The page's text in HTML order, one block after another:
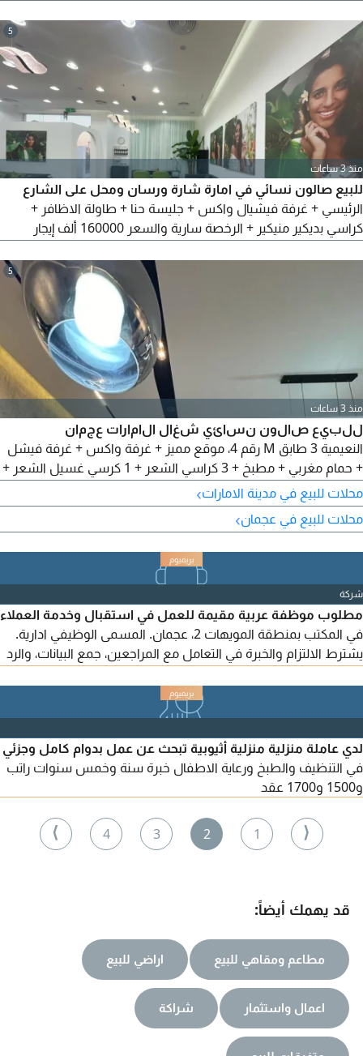
5
منذ 3 ساعات
للبيع صالون نسائي في امارة شارة ورسان ومحل على الشارع
الرئيسي + غرفة فيشيال واكس + جليسة حنا + طاولة الاظافر +
كراسي بديكير منيكير + الرخصة سارية والسعر 160000 ألف إيجار
السنوي 96000 ألف للتواصل + بوعلي
5
منذ 3 ساعات
للبيع صالون نسائي شغال الامارات عجمان
النعيمية 3 طابق M رقم 4، موقع مميز + غرفة واكس + غرفة فيشل
+ حمام مغربي + مطبخ + 3 كراسي الشعر + 1 كرسي غسيل الشعر +
2 كرسي بديكير منيكير + طاولة اظافر + رخصة سارية + السعر
120000 درهم وإيجار المحل 40000 درهم سنوي، للتواصل أبو علي
محلات للبيع في مدينة الامارات›
محلات للبيع في عجمان›
شركة
مطلوب موظفة عربية مقيمة للعمل في استقبال وخدمة العملاء
في المكتب بمنطقة المويهات 2، عجمان. المسمى الوظيفي ادارية.
يشترط الالتزام والخبرة في التعامل مع المراجعين، جمع البيانات، والرد
على استفسارات الجمهور. يجب على المتقدمة اتقان برامج
مايكروسوفت أوفيس (اكسل، وورد، وبوربوينت) وجميع استخدامات
الحاسوب والانترنت بما في ذلك واتساب ومواقع التواصل الاجتماعي
لدي عاملة منزلية منزلية أثيوبية تبحث عن عمل بدوام كامل وجزئي
في التنظيف والطبخ ورعاية الاطفال خبرة سنة وخمس سنوات راتب
و1500 و1700 عقد
⟨
1
2
3
4
⟩
قد يهمك أيضاً:
مطاعم ومقاهي للبيع اراضي للبيع
اعمال واستثمار شراكة